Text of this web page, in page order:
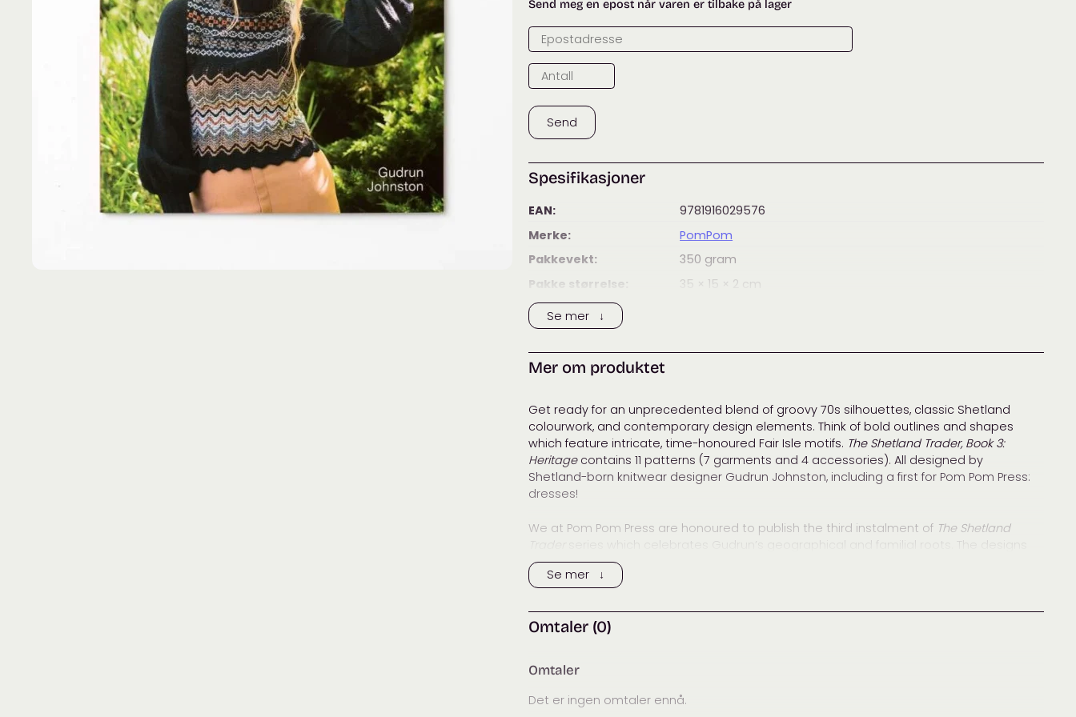
Send meg en epost når varen er tilbake på lager
Send
Spesifikasjoner
EAN:
9781916029576
Merke:
PomPom
Pakkevekt:
350 gram
Pakke størrelse:
35 × 15 × 2 cm
Kategorier:
Se mer ↓
Mer om produktet
Get ready for an unprecedented blend of groovy 70s silhouettes, classic Shetland
colourwork, and contemporary design elements. Think of bold outlines and shapes
which feature intricate, time-honoured Fair Isle motifs. The Shetland Trader, Book 3:
Heritagecontains 11 patterns (7 garments and 4 accessories). All designed by
Shetland-born knitwear designer Gudrun Johnston, including a first for Pom Pom Press:
dresses!
We at Pom Pom Press are honoured to publish the third instalment of The Shetland
Trader
series which celebrates Gudrun’s geographical and familial roots. The designs
incorporate the traditional Shetland knitting techniques and motifs Gudrun has helped
to popularise internationally. It also represent a throwback to the made-to-order
as The Shetland Trader. Exclusively forTheShetland Trader, Book Three,Gudrun has
selected some of her mother’s best-loved designs and updated them for twenty-first
heirloom pieces impervious to time.
Se mer ↓
Omtaler (0)
Omtaler
Det er ingen omtaler ennå.